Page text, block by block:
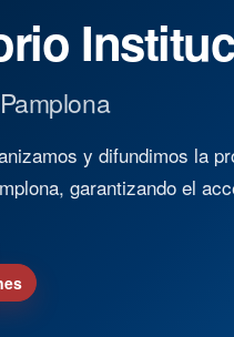
y difundimos la
garantizando el